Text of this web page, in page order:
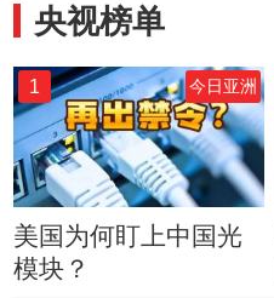
央视榜单
1 今日亚洲
美国为何盯上中国光
模块？